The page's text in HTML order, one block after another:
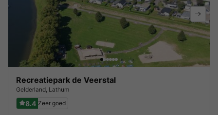
Recreatiepark de Veerstal
Gelderland, Lathum
8.4 Zeer goed